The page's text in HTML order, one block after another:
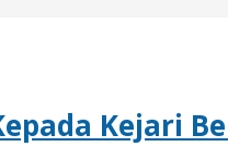
Kejari